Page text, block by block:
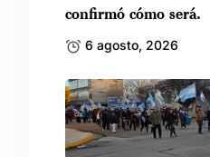
confirmó cómo será.
6 agosto, 2026